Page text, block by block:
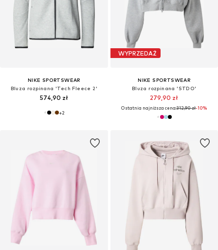
NIKE SPORTSWEAR
Bluza rozpinana 'Tech Fleece 2'
574,90 zł
+2
WYPRZEDAŻ
NIKE SPORTSWEAR
Bluza rozpinana 'STDO'
279,90 zł
Ostatnia najniższa cena:312,90 zł-10%